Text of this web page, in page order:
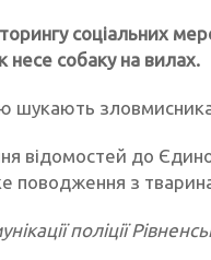
соціальних
несе собаку на вилах.
шукають
відомостей до
поводження з
поліції